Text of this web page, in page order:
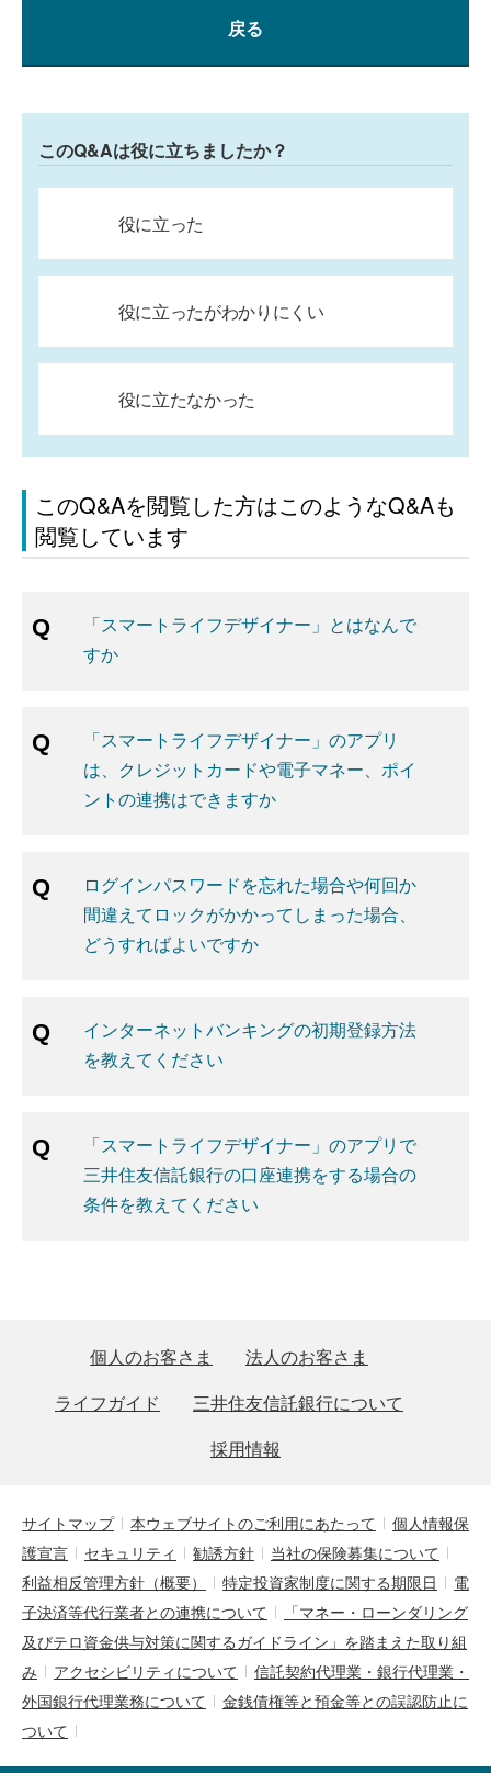
戻る
このQ&Aは役に立ちましたか？
役に立った
役に立ったがわかりにくい
役に立たなかった
このQ&Aを閲覧した方はこのようなQ&Aも
閲覧しています
「スマートライフデザイナー」とはなんで
すか
「スマートライフデザイナー」のアプリ
は、クレジットカードや電子マネー、ポイ
ントの連携はできますか
ログインパスワードを忘れた場合や何回か
間違えてロックがかかってしまった場合、
どうすればよいですか
インターネットバンキングの初期登録方法
を教えてください
「スマートライフデザイナー」のアプリで
三井住友信託銀行の口座連携をする場合の
条件を教えてください
個人のお客さま
法人のお客さま
ライフガイド
三井住友信託銀行について
採用情報
サイトマップ 本ウェブサイトのご利用にあたって
個人情報保
護宣言
セキュリティ 勧誘方針
当社の保険募集について
利益相反管理方針（概要）
特定投資家制度に関する期限日
電
子決済等代行業者との連携について
「マネー・ローンダリング
及びテロ資金供与対策に関するガイドライン」を踏まえた取り組
み
アクセシビリティについて
信託契約代理業・銀行代理業・
外国銀行代理業務について
金銭債権等と預金等との誤認防止に
ついて